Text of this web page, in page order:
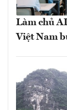
Làm chủ
Việt Nam